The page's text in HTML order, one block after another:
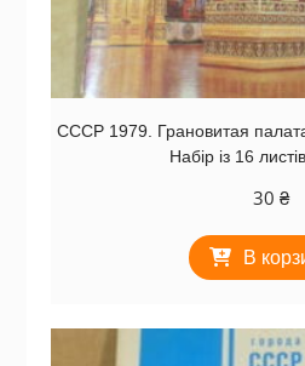
СССР 1979. Грановитая
Набір із 16
30 ₴
В